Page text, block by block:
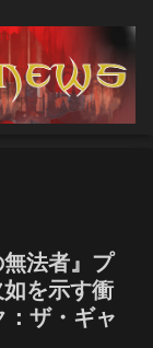
無法者』プ
を示す衝
ザ・ギャ